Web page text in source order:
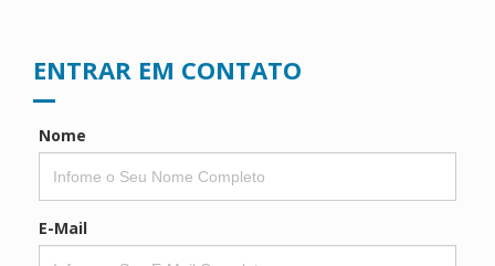
ENTRAR EM CONTATO
Nome
E-Mail